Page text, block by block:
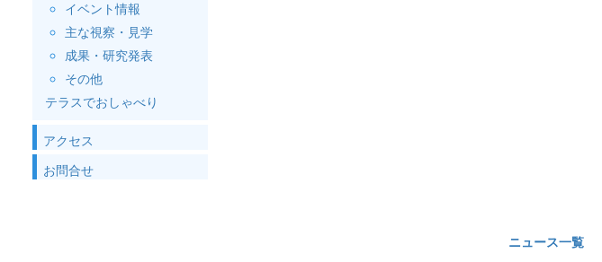
イベント情報
主な視察・見学
成果・研究発表
その他
テラスでおしゃべり
アクセス
お問合せ
ニュース一覧